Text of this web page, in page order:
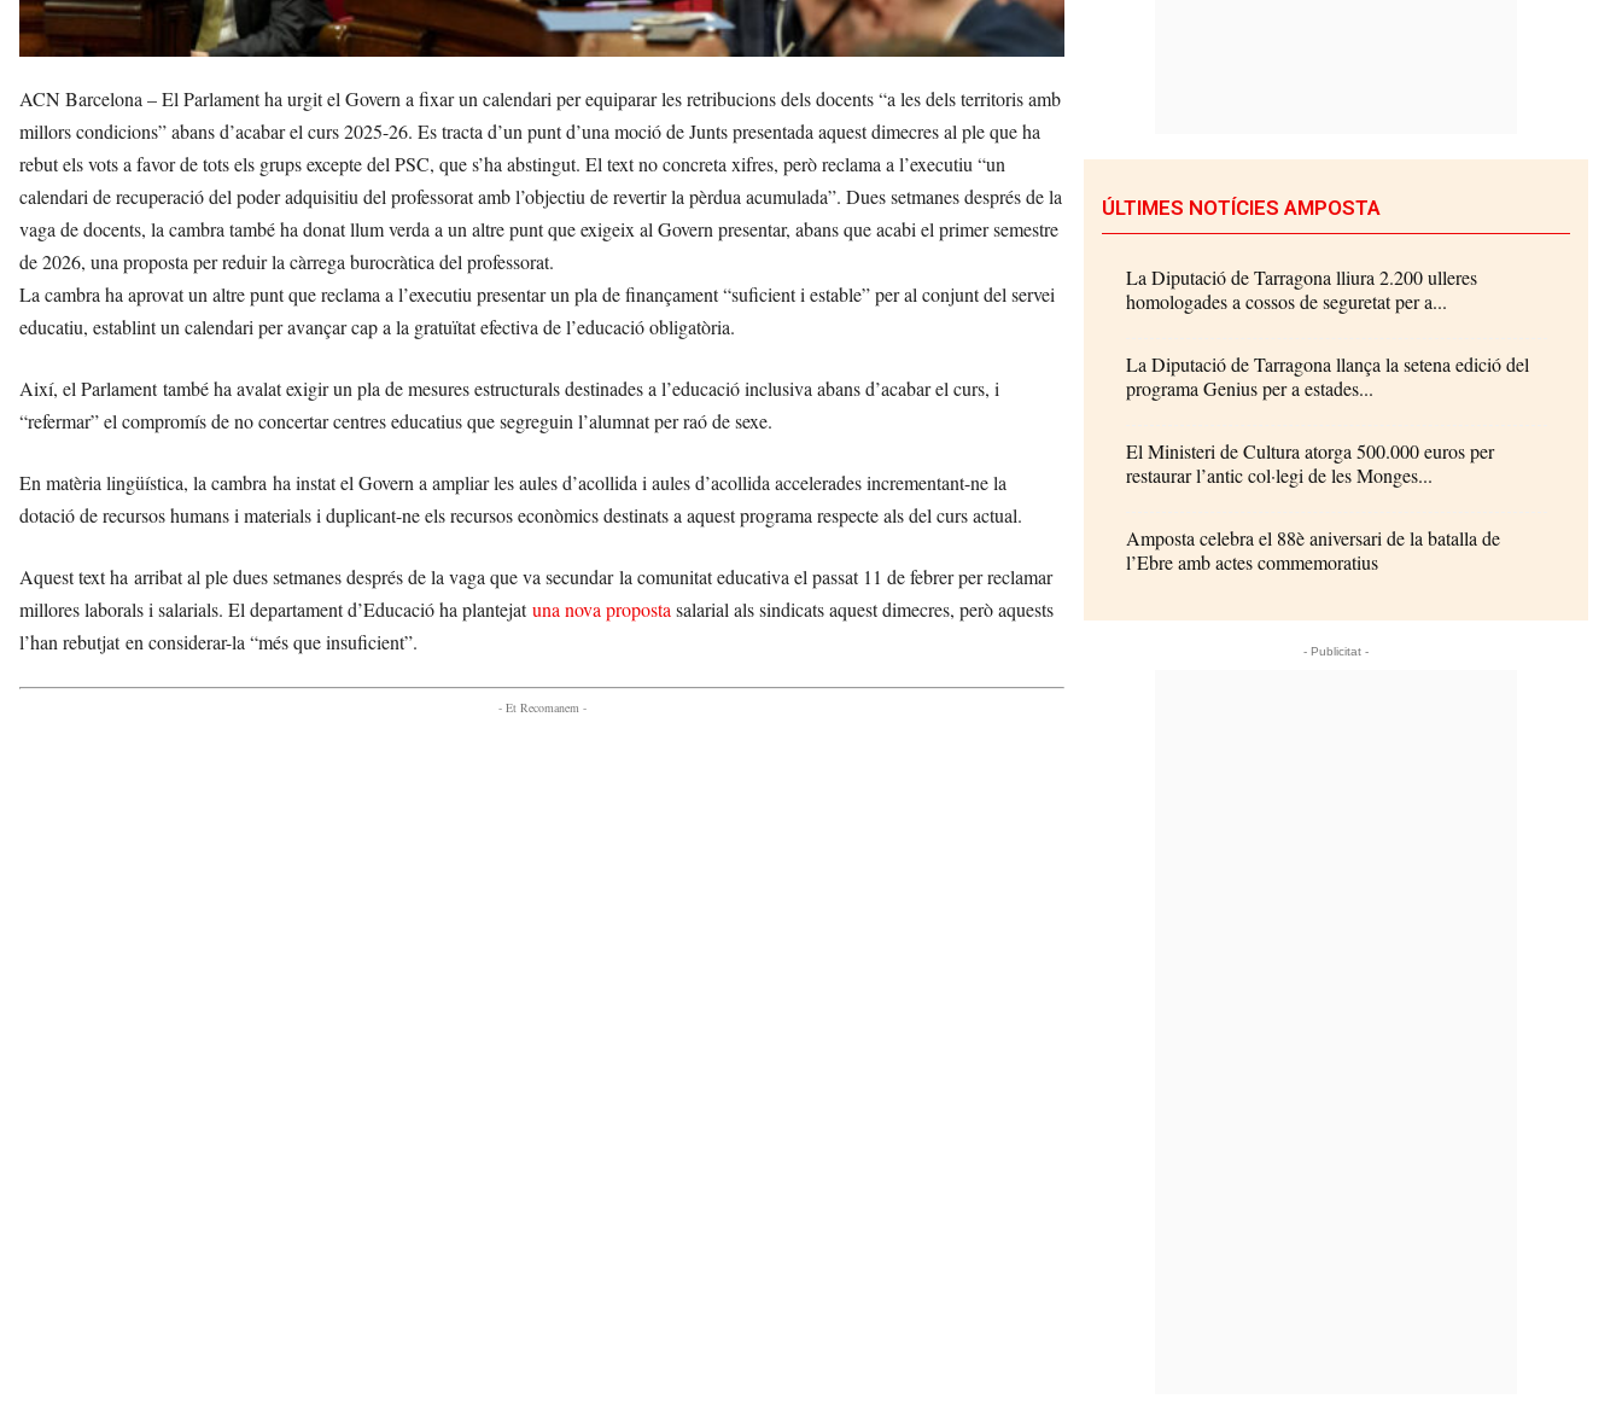
ACN Barcelona – El Parlament ha urgit el Govern a fixar un calendari per equiparar les retribucions dels docents “a les dels territoris amb
millors condicions” abans d’acabar el curs 2025-26. Es tracta d’un punt d’una moció de Junts presentada aquest dimecres al ple que ha
rebut els vots a favor de tots els grups excepte del PSC, que s’ha abstingut. El text no concreta xifres, però reclama a l’executiu “un
calendari de recuperació del poder adquisitiu del professorat amb l’objectiu de revertir la pèrdua acumulada”. Dues setmanes després de la
vaga de docents, la cambra també ha donat llum verda a un altre punt que exigeix al Govern presentar, abans que acabi el primer semestre
de 2026, una proposta per reduir la càrrega burocràtica del professorat.
La cambra ha aprovat un altre punt que reclama a l’executiu presentar un pla de finançament “suficient i estable” per al conjunt del servei
educatiu, establint un calendari per avançar cap a la gratuïtat efectiva de l’educació obligatòria.
Així, el Parlament també ha avalat exigir un pla de mesures estructurals destinades a l’educació inclusiva abans d’acabar el curs, i
“refermar” el compromís de no concertar centres educatius que segreguin l’alumnat per raó de sexe.
En matèria lingüística, la cambra ha instat el Govern a ampliar les aules d’acollida i aules d’acollida accelerades incrementant-ne la
dotació de recursos humans i materials i duplicant-ne els recursos econòmics destinats a aquest programa respecte als del curs actual.
Aquest text ha arribat al ple dues setmanes després de la vaga que va secundar la comunitat educativa el passat 11 de febrer per reclamar
millores laborals i salarials. El departament d’Educació ha plantejatuna nova proposta salarial als sindicats aquest dimecres, però aquests
l’han rebutjat en considerar-la “més que insuficient”.
- Et Recomanem -
ÚLTIMES NOTÍCIES AMPOSTA
La Diputació de Tarragona lliura 2.200 ulleres
homologades a cossos de seguretat per a...
La Diputació de Tarragona llança la setena edició del
programa Genius per a estades...
El Ministeri de Cultura atorga 500.000 euros per
restaurar l’antic col·legi de les Monges...
Amposta celebra el 88è aniversari de la batalla de
l’Ebre amb actes commemoratius
- Publicitat -